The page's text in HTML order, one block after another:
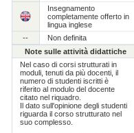
Insegnamento
completamente offerto in
lingua inglese
--
Non definita
Note sulle attività didattiche
Nel caso di corsi strutturati in
moduli, tenuti da più docenti, il
numero di studenti iscritti è
riferito al modulo del docente
citato nel riquadro.
Il dato sull'opinione degli studenti
riguarda il corso strutturato nel
suo complesso.